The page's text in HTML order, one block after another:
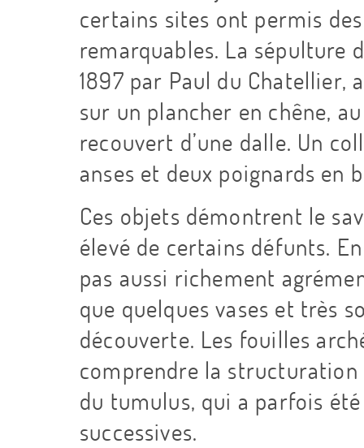
certains sites ont permis
remarquables. La sépulture
1897 par Paul du Chatellier,
sur un plancher en chêne,
recouvert d’une dalle. Un
anses et deux poignards en
Ces objets démontrent le
élevé de certains défunts.
pas aussi richement
que quelques vases et très
découverte. Les fouilles
comprendre la
du tumulus, qui a parfois
successives.